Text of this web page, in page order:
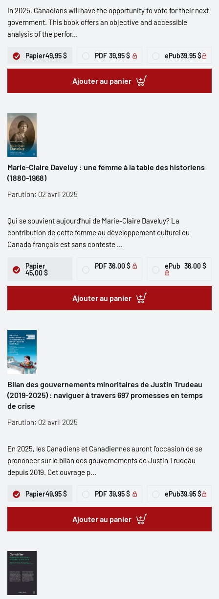
In 2025, Canadians will have the opportunity to vote for their next
government. This book offers an objective and accessible
analysis of the perfor...
Papier49,95 $ PDF 39,95 $ ePub39,95 $
Ajouter au panier
Marie-Claire Daveluy : une femme à la table des historiens
(1880-1968)
Parution: 02 avril 2025
Qui se souvient aujourd’hui de Marie-Claire Daveluy? La
contribution de cette femme au développement culturel du
Canada français est sans conteste ...
Papier
45,00 $
PDF 36,00 $ ePub 36,00 $
Ajouter au panier
Bilan des gouvernements minoritaires de Justin Trudeau
(2019-2025) : naviguer à travers 697 promesses en temps
de crise
Parution: 02 avril 2025
En 2025, les Canadiens et Canadiennes auront l’occasion de se
prononcer sur le bilan des gouvernements de Justin Trudeau
depuis 2019. Cet ouvrage p...
Papier49,95 $ PDF 39,95 $ ePub39,95 $
Ajouter au panier